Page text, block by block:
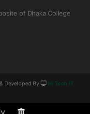
of Dhaka College
Developed By Hi Tech IT